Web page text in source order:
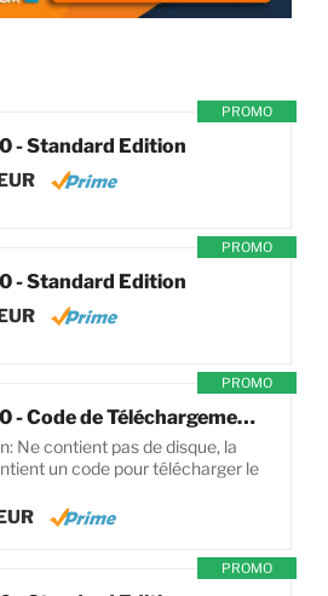
PROMO
- Standard Edition
PROMO
- Standard Edition
PROMO
FIFA 20 - Code de Téléchargement pour PC
Ne contient pas de disque, la
un code pour télécharger le
PROMO